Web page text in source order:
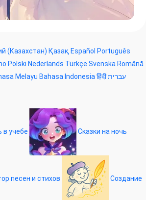
(Казахстан) Қазақ Español Português
Polski Nederlands Türkçe Svenska Română
Melayu Bahasa Indonesia हिंदीעברית
учебе Сказки на ночь
песен и стихов Создание